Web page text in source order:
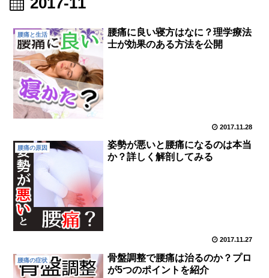
腰痛と生活
腰痛に良い寝方はなに？理学療法
士が効果のある方法を公開
2017.11.28
腰痛の原因
姿勢が悪いと腰痛になるのは本当
か？詳しく解剖してみる
2017.11.27
腰痛の症状
骨盤調整で腰痛は治るのか？プロ
が5つのポイントを紹介